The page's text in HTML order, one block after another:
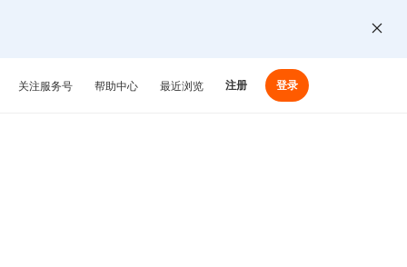
关注服务号 帮助中心 最近浏览 注册 登录